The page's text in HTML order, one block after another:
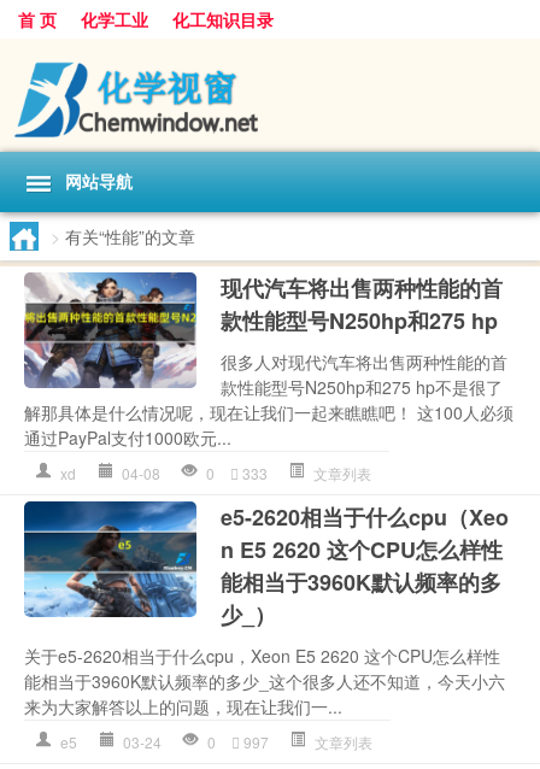
首 页 化学工业 化工知识目录
网站导航
> 有关“性能”的文章
现代汽车将出售两种性能的首
款性能型号N250hp和275 hp
很多人对现代汽车将出售两种性能的首
款性能型号N250hp和275 hp不是很了
解那具体是什么情况呢，现在让我们一起来瞧瞧吧！ 这100人必须
通过PayPal支付1000欧元...
xd 04-08 0 333 文章列表
e5-2620相当于什么cpu（Xeo
n E5 2620 这个CPU怎么样性
能相当于3960K默认频率的多
少_）
关于e5-2620相当于什么cpu，Xeon E5 2620 这个CPU怎么样性
能相当于3960K默认频率的多少_这个很多人还不知道，今天小六
来为大家解答以上的问题，现在让我们一...
e5 03-24 0 997 文章列表